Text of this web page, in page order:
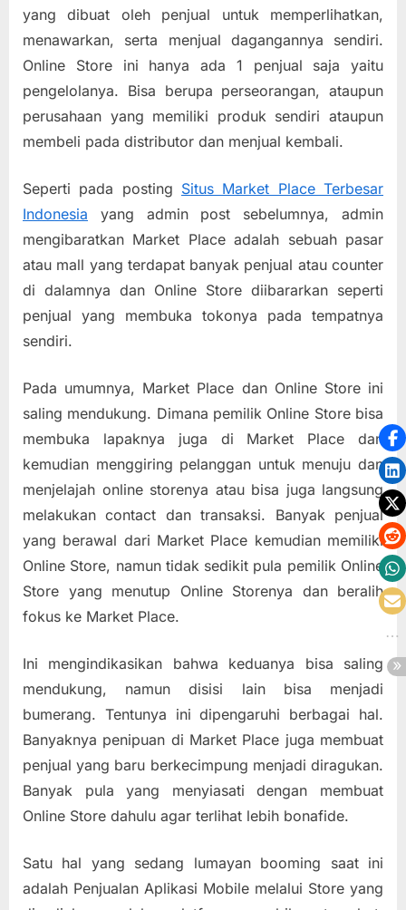
yang dibuat oleh penjual untuk memperlihatkan,
menawarkan, serta menjual dagangannya sendiri.
Online Store ini hanya ada 1 penjual saja yaitu
pengelolanya. Bisa berupa perseorangan, ataupun
perusahaan yang memiliki produk sendiri ataupun
membeli pada distributor dan menjual kembali.
Seperti pada posting Situs Market Place Terbesar
Indonesia yang admin post sebelumnya, admin
mengibaratkan Market Place adalah sebuah pasar
atau mall yang terdapat banyak penjual atau counter
di dalamnya dan Online Store diibararkan seperti
penjual yang membuka tokonya pada tempatnya
sendiri.
Pada umumnya, Market Place dan Online Store ini
saling mendukung. Dimana pemilik Online Store bisa
membuka lapaknya juga di Market Place dan
kemudian menggiring pelanggan untuk menuju dan
menjelajah online storenya atau bisa juga langsung
melakukan contact dan transaksi. Banyak penjual
yang berawal dari Market Place kemudian memiliki
Online Store, namun tidak sedikit pula pemilik Online
Store yang menutup Online Storenya dan beralih
fokus ke Market Place.
Ini mengindikasikan bahwa keduanya bisa saling
mendukung, namun disisi lain bisa menjadi
bumerang. Tentunya ini dipengaruhi berbagai hal.
Banyaknya penipuan di Market Place juga membuat
penjual yang baru berkecimpung menjadi diragukan.
Banyak pula yang menyiasati dengan membuat
Online Store dahulu agar terlihat lebih bonafide.
Satu hal yang sedang lumayan booming saat ini
adalah Penjualan Aplikasi Mobile melalui Store yang